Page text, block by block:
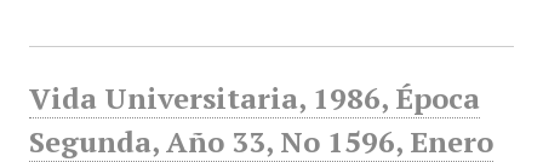
Vida Universitaria, 1986, Época
Segunda, Año 33, No 1596, Enero